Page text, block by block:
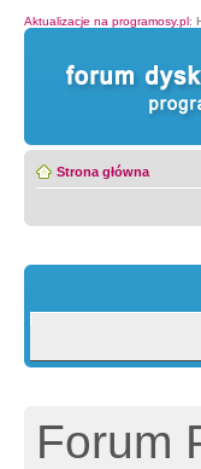
Aktualizacje na programosy.pl:
Strona główna
Forum